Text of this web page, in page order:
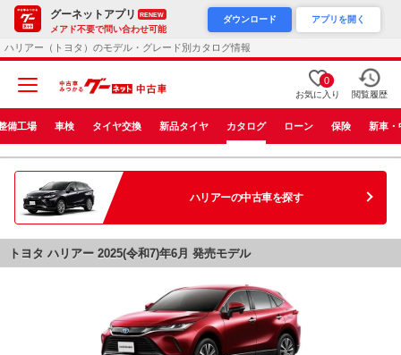
グーネットアプリ RENEW
メアド不要で問い合わせ可能
ダウンロード アプリを開く
ハリアー（トヨタ）のモデル・グレード別カタログ情報
0
お気に入り 閲覧履歴
備工場 車検 タイヤ交換 新品タイヤ カタログ ローン 保険 新車・
ハリアーの中古車を探す
トヨタ ハリアー 2025(令和7)年6月 発売モデル